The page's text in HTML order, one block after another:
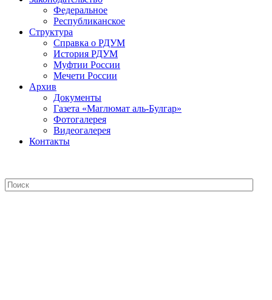
Федеральное
Республиканское
Структура
Справка о РДУМ
История РДУМ
Муфтии России
Мечети России
Архив
Документы
Газета «Маглюмат аль-Булгар»
Фотогалерея
Видеогалерея
Контакты